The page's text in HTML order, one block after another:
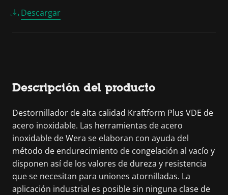
Descargar
Descripción del producto
Destornillador de alta calidad Kraftform Plus VDE de
acero inoxidable. Las herramientas de acero
inoxidable de Wera se elaboran con ayuda del
método de endurecimiento de congelación al vacío y
disponen así de los valores de dureza y resistencia
que se necesitan para uniones atornilladas. La
aplicación industrial es posible sin ninguna clase de